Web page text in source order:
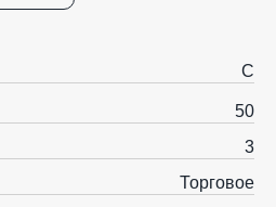
C
50
3
Торговое